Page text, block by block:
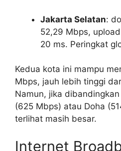
Jakarta Selatan:
52,29 Mbps,
20 ms. Peringkat
Kedua kota ini mampu
Mbps, jauh lebih tinggi
Namun, jika
(625 Mbps) atau Doha
terlihat masih besar.
Internet